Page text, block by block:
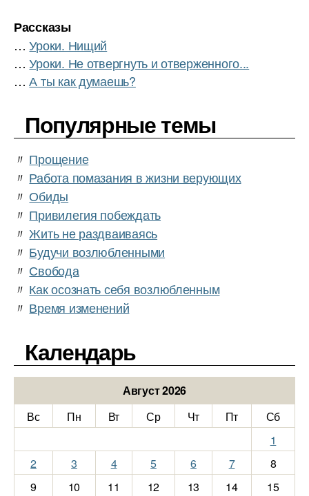
Рассказы
…Уроки. Нищий
…Уроки. Не отвергнуть и отверженного...
…А ты как думаешь?
Популярные темы
〃 Прощение
〃 Работа помазания в жизни верующих
〃 Обиды
〃 Привилегия побеждать
〃 Жить не раздваиваясь
〃 Будучи возлюбленными
〃 Свобода
〃 Как осознать себя возлюбленным
〃 Время изменений
Календарь
Август 2026
Вс
Пн Вт Ср Чт Пт
Сб
1
2
3 4 5 6 7
8
9
10 11 12 13 14
15